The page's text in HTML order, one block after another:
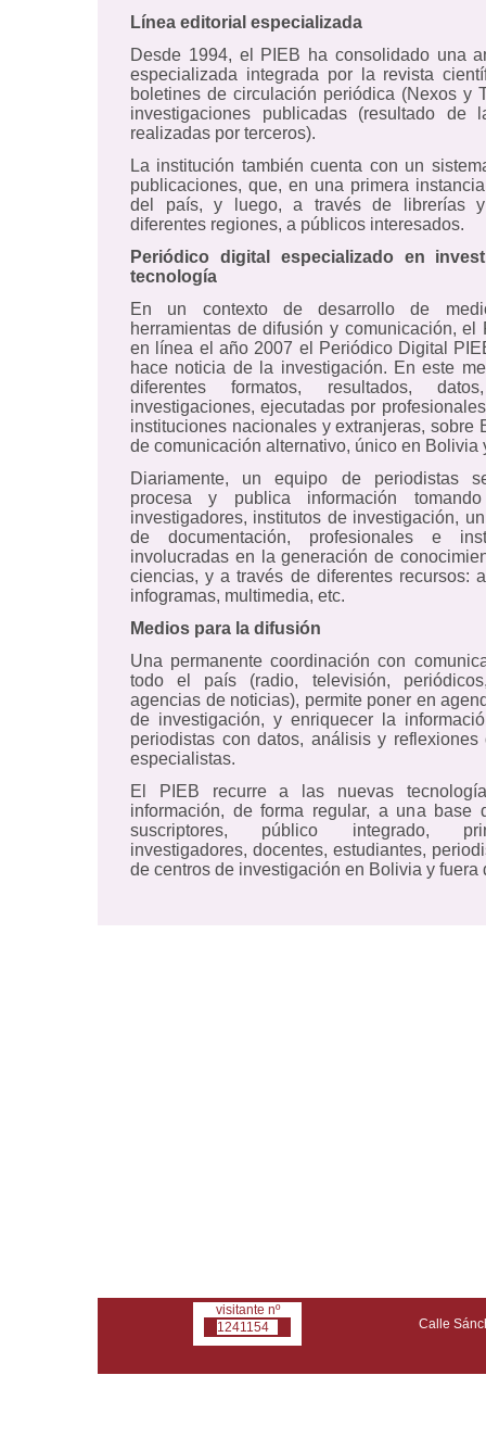
Línea editorial especializada
Desde 1994, el PIEB ha consolidado una
especializada integrada por la revista
boletines de circulación periódica (Nexos y
investigaciones publicadas (resultado de
realizadas por terceros).
La institución también cuenta con un
publicaciones, que, en una primera
del país, y luego, a través de librerías y
diferentes regiones, a públicos interesados.
Periódico digital especializado en
tecnología
En un contexto de desarrollo de
herramientas de difusión y comunicación,
en línea el año 2007 el Periódico Digital
hace noticia de la investigación. En este
diferentes formatos, resultados,
investigaciones, ejecutadas por
instituciones nacionales y extranjeras, sobre
de comunicación alternativo, único en Bolivia
Diariamente, un equipo de periodistas
procesa y publica información
investigadores, institutos de investigación,
de documentación, profesionales e
involucradas en la generación de
ciencias, y a través de diferentes recursos:
infogramas, multimedia, etc.
Medios para la difusión
Una permanente coordinación con
todo el país (radio, televisión,
agencias de noticias), permite poner en
de investigación, y enriquecer la
periodistas con datos, análisis y reflexiones
especialistas.
El PIEB recurre a las nuevas
información, de forma regular, a una base
suscriptores, público integrado,
investigadores, docentes, estudiantes,
de centros de investigación en Bolivia y fuera
visitante nº
1241154
Calle